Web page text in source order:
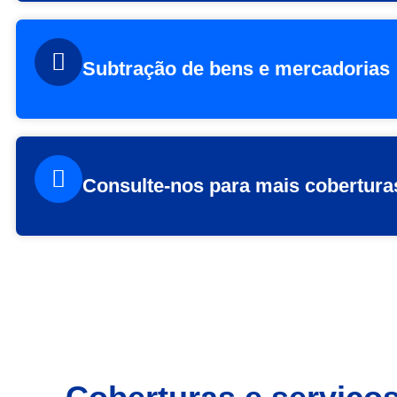
Subtração de bens e mercadorias
Consulte-nos para mais